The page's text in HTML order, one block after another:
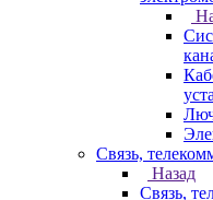
Связь,
Назад
Связь,